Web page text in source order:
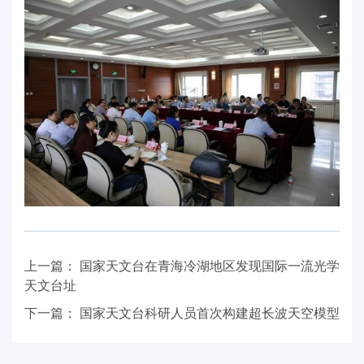
上一篇： 国家天文台在青海冷湖地区发现国际一流光学
天文台址
下一篇： 国家天文台科研人员首次构建超长波天空模型